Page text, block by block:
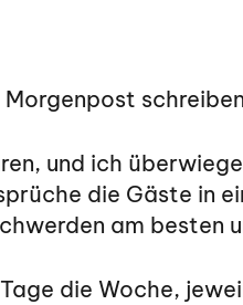
und ich
die Gäste in
am besten
die Woche,